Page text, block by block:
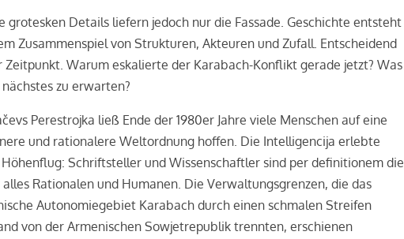
grotesken Details liefern jedoch nur die Fassade. Geschichte entsteht
Zusammenspiel von Strukturen, Akteuren und Zufall. Entscheidend
Zeitpunkt. Warum eskalierte der Karabach-Konflikt gerade jetzt? Was
zu erwarten?
Perestrojka ließ Ende der 1980er Jahre viele Menschen auf eine
und rationalere Weltordnung hoffen. Die Intelligencija erlebte
Schriftsteller und Wissenschaftler sind per definitionem die
Rationalen und Humanen. Die Verwaltungsgrenzen, die das
Autonomiegebiet Karabach durch einen schmalen Streifen
von der Armenischen Sowjetrepublik trennten, erschienen